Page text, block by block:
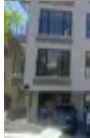
YENİ
Acill
AS GAYRİMENKUL
Ara